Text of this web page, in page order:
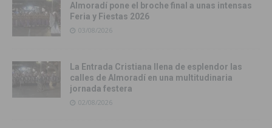
Almoradí pone el broche final a unas intensas
Feria y Fiestas 2026
03/08/2026
La Entrada Cristiana llena de esplendor las
calles de Almoradí en una multitudinaria
jornada festera
02/08/2026